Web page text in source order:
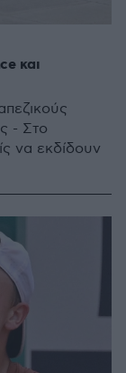
και
- Στο
να εκδίδουν